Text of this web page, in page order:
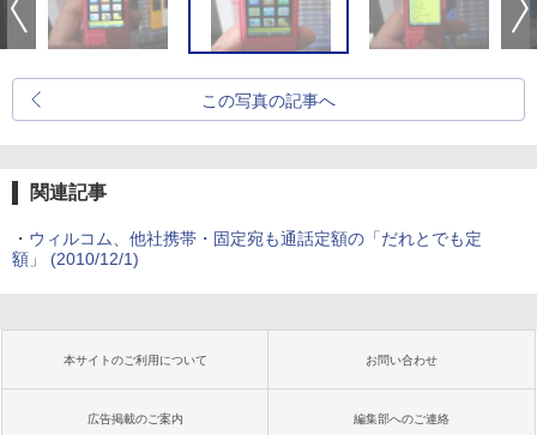
この写真の記事へ
関連記事
・ ウィルコム、他社携帯・固定宛も通話定額の「だれとでも定
額」
(2010/12/1)
本サイトのご利用について お問い合わせ
広告掲載のご案内 編集部へのご連絡